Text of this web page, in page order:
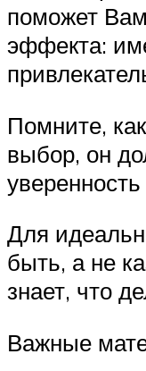
поможет
эффекта:
Помните,
выбор, он
Для
быть, а не
знает, что
Важные